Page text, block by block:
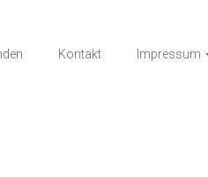
Kontakt Impressum